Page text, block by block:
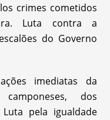
crimes cometidos
Luta contra a
do Governo
imediatas da
dos
pela igualdade